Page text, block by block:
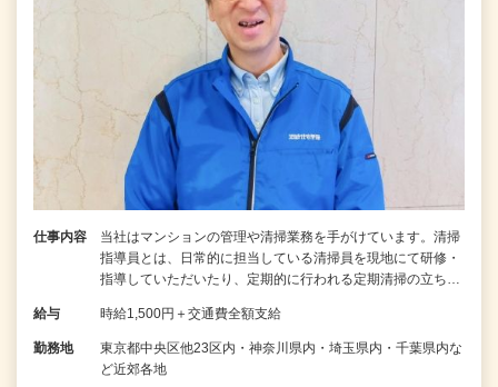
仕事内容
当社はマンションの管理や清掃業務を手がけています。清掃
指導員とは、日常的に担当している清掃員を現地にて研修・
指導していただいたり、定期的に行われる定期清掃の立ち…
給与 時給1,500円＋交通費全額支給
勤務地
東京都中央区他23区内・神奈川県内・埼玉県内・千葉県内な
ど近郊各地